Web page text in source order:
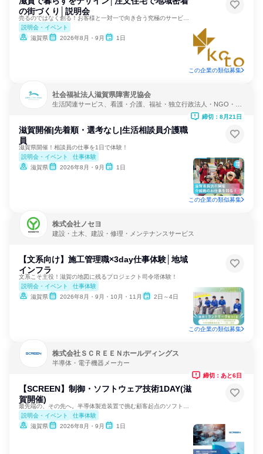
の街づくり│説明会
説明会・イベント
滋賀県
2026年8月・9月 1日
この企業の類似募集
社会福祉法人滋賀県障害児協会
生活関連サービス、看護・介護、福祉・独立行政法人・NGO・N
滋賀開催|先着順・選考なし|生活相談員介護職
員
滋賀県開催！相談員の仕事を1日で体験！
説明会・イベント
仕事体験
滋賀県
2026年8月・9月 1日
締切：8月21日
この企業の類似募集
株式会社ノセヨ
建設・土木、建設・修理・メンテナンスサービス
【文系向け】施工管理職×3day仕事体験│地域
インフラ
文系こそ主役！滋賀の地図に残るプロジェクト司令塔体験！
説明会・イベント
仕事体験
滋賀県
2026年8月・9月・10月・11月 2日～4日
この企業の類似募集
株式会社ＳＣＲＥＥＮホールディングス
半導体・電子機器メーカー
【SCREEN】制御・ソフトウェア技術1DAY(滋
賀開催)
説明会・イベント
仕事体験
滋賀県
2026年8月・9月 1日
締切：あと6日